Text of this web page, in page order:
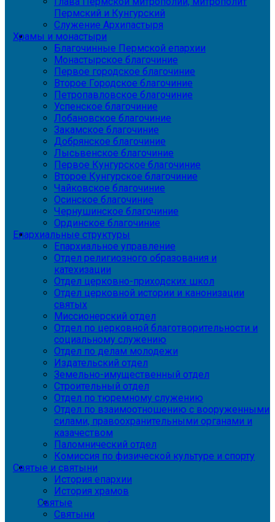
Пермский и Кунгурский
Служение Архипастыря
Храмы и монастыри
Благочинные Пермской епархии
Монастырское благочиние
Первое городское благочиние
Второе Городское благочиние
Петропавловское благочиние
Успенское благочиние
Лобановское благочиние
Закамское благочиние
Добрянское благочиние
Лысьвенское благочиние
Первое Кунгурское благочиние
Второе Кунгурское благочиние
Чайковское благочиние
Осинское благочиние
Чернушинское благочиние
Ординское благочиние
Епархиальные структуры
Епархиальное управление
Отдел религиозного образования и
катехизации
Отдел церковно-приходских школ
Отдел церковной истории и канонизации
святых
Миссионерский отдел
Отдел по церковной благотворительности и
социальному служению
Отдел по делам молодежи
Издательский отдел
Земельно-имущественный отдел
Строительный отдел
Отдел по тюремному служению
Отдел по взаимоотношению с вооруженными
силами, правоохранительными органами и
казачеством
Паломнический отдел
Комиссия по физической культуре и спорту
Святые и святыни
История епархии
История храмов
Святые
Святыни